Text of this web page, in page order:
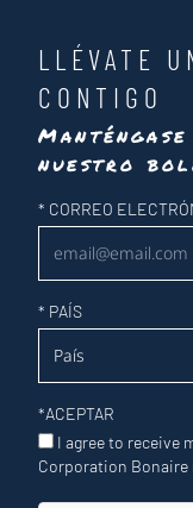
LLÉVATE
CONTIGO
nuestro
Newsletter
* CORREO
* PAÍS
*ACEPTAR
I agree to receive
Corporation